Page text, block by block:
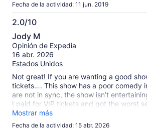
Fecha de la actividad: 11 jun. 2019
2.0/10
2.0
de
10
Jody M
Opinión de Expedia
16 abr. 2026
Estados Unidos
Not great! If you are wanting a good
tickets…. This show has a poor comedy
are not in sync, the show isn’t
I paid for VIP tickets and got the worst
when I tried to talk with a employee
because I pad for VIP- I meet two of the
Mostrar más
Fecha de la actividad: 15 abr. 2026